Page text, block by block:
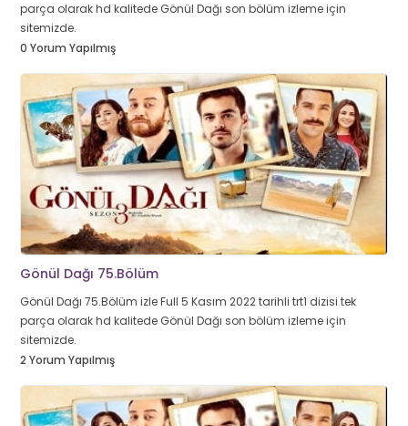
parça olarak hd kalitede Gönül Dağı son bölüm izleme için
sitemizde.
0 Yorum Yapılmış
Gönül Dağı 75.Bölüm
Gönül Dağı 75.Bölüm izle Full 5 Kasım 2022 tarihli trt1 dizisi tek
parça olarak hd kalitede Gönül Dağı son bölüm izleme için
sitemizde.
2 Yorum Yapılmış